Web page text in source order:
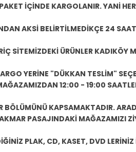
İÇİNDE KARGOLANIR. YANİ
AKSİ BELİRTİLMEDİKÇE 24
SİTEMİZDEKİ ÜRÜNLER KADIKÖY
YERİNE "DÜKKAN TESLİM"
12:00 - 19:00
KAPSAMAKTADIR.
PASAJINDAKİ MAĞAZAMIZI
PLAK, CD, KASET, DVD